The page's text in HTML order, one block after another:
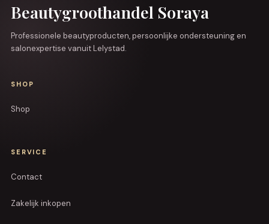
Beautygroothandel Soraya
Professionele beautyproducten, persoonlijke ondersteuning en
salonexpertise vanuit Lelystad.
SHOP
Shop
SERVICE
Contact
Zakelijk inkopen